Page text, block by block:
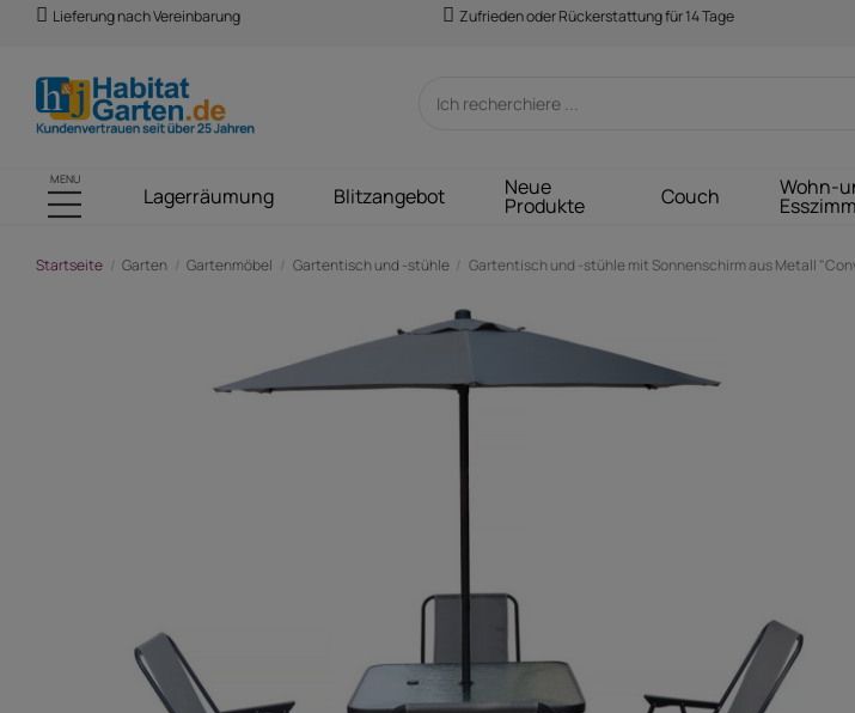
Lieferung nach Vereinbarung Zufrieden oder Rückerstattung für 14 Tage
MENU
Lagerräumung Blitzangebot Neue
Produkte Couch Wohn-
Startseite Garten Gartenmöbel Gartentisch und -stühle Gartentisch und -stühle mit Sonnenschirm aus Metall